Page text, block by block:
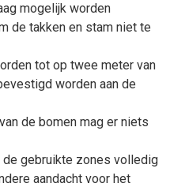
mogelijk worden
de takken en stam niet te
tot op twee meter van
worden aan de
de bomen mag er niets
de gebruikte zones volledig
aandacht voor het